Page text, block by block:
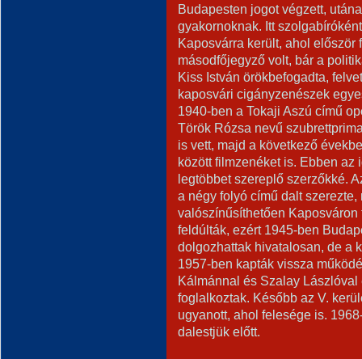
Budapesten jogot végzett,
gyakornoknak. Itt
Kaposvárra került, ahol
másodfőjegyző volt, bár a
Kiss István örökbefogadta,
kaposvári cigányzenészek
1940-ben a Tokaji Aszú című
Török Rózsa nevű
is vett, majd a következő
között filmzenéket is. Ebben
legtöbbet szereplő szerzőkké.
a négy folyó című dalt
valószínűsíthetően
feldúlták, ezért 1945-ben
dolgozhattak hivatalosan, de a
1957-ben kapták vissza
Kálmánnal és Szalay
foglalkoztak. Később az V.
ugyanott, ahol felesége is.
dalestjük előtt.